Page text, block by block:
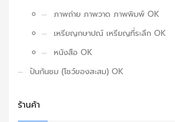
ภาพถ่าย ภาพวาด ภาพพิมพ์ OK
เหรียญกษาปณ์ เหรียญที่ระลึก OK
หนังสือ OK
ปันกันชม (โชว์ของสะสม) OK
ร้านค้า